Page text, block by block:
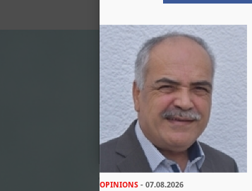
OPINIONS - 07.08.2026